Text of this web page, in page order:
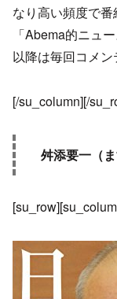
なり高い頻度で
「Abema的ニュ
以降は毎回コメ
[/su_column][/
舛添要一（